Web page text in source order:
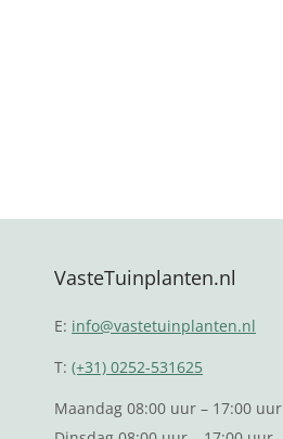
VasteTuinplanten.nl
E: info@vastetuinplanten.nl
T:(+31) 0252-531625
Maandag 08:00 uur – 17:00 uur